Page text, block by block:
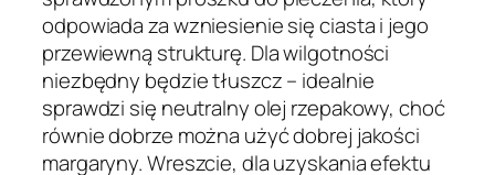
odpowiada za wzniesienie się ciasta i jego
przewiewną strukturę. Dla wilgotności
niezbędny będzie tłuszcz – idealnie
sprawdzi się neutralny olej rzepakowy, choć
równie dobrze można użyć dobrej jakości
margaryny. Wreszcie, dla uzyskania efektu